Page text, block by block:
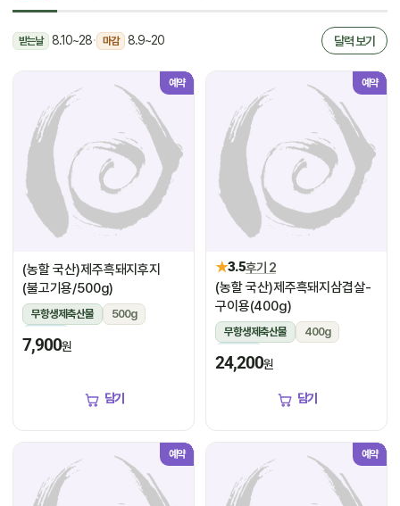
받는날 8.10~28· 마감 8.9~20 달력 보기
예약
(농할 국산)제주흑돼지후지
(불고기용/500g)
무항생제축산물
500g
냉장
7,900원
담기
예약
★3.5후기 2
(농할 국산)제주흑돼지삼겹살-
구이용(400g)
무항생제축산물
400g
냉장
24,200원
담기
예약 예약